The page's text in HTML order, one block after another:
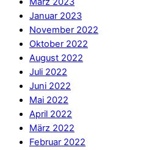
Januar 2023
November 2022
Oktober 2022
August 2022
Juli 2022
Juni 2022
Mai 2022
April 2022
März 2022
Februar 2022